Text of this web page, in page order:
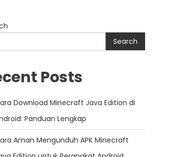
Search
Posts
Download Minecraft Java Edition di
Panduan Lengkap
Aman Mengunduh APK Minecraft